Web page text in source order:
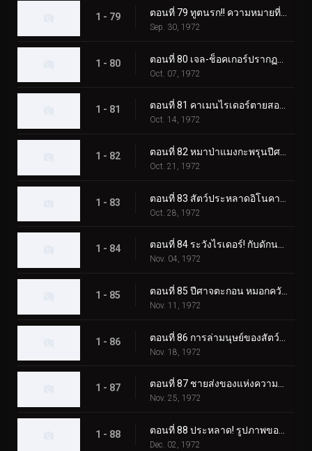
1 - 79
Sep. 30, 1972
1 - 80
Oct. 07, 1972
1 - 81 ตอนที่ 81 คาเมนไรเดอร์ตายสองครั้ง!
Oct. 14, 1972
1 - 82
Oct. 21, 1972
1 - 83
Oct. 28, 1972
1 - 84 ตอนที่ 84 ระวังไรเดอร์! กับดักนรกของอิโซจินจากัวร์
Nov. 04, 1972
1 - 85
Nov. 11, 1972
1 - 86
Nov. 18, 1972
1 - 87 ตอนที่ 87 ชายส่งของแห่งความตายของเจล-ช็อคเกอร์
Nov. 25, 1972
1 - 88
Dec. 02, 1972